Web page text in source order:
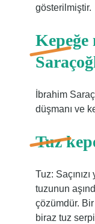
gösterilmiştir.
İbrahim
düşmanı ve
Tuz
Tuz:
tuzunun
çözümdür.
biraz tuz